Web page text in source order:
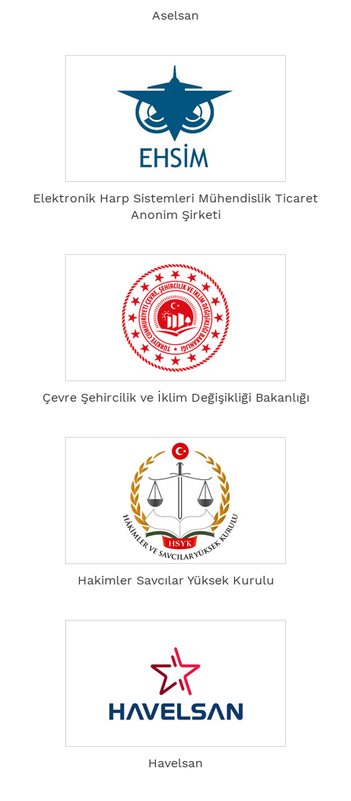
Aselsan
Elektronik Harp Sistemleri Mühendislik Ticaret
Anonim Şirketi
Çevre Şehircilik ve İklim Değişikliği Bakanlığı
Hakimler Savcılar Yüksek Kurulu
Havelsan